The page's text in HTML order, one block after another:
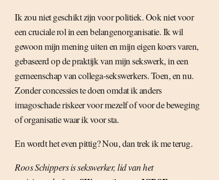
Ik zou niet geschikt zijn voor politiek. Ook niet voor
een cruciale rol in een belangenorganisatie. Ik wil
gewoon mijn mening uiten en mijn eigen koers varen,
gebaseerd op de praktijk van mijn sekswerk, in een
gemeenschap van collega-sekswerkers. Toen, en nu.
Zonder concessies te doen omdat ik anders
imagoschade riskeer voor mezelf of voor de beweging
of organisatie waar ik voor sta.
En wordt het even pittig? Nou, dan trek ik me terug.
Roos Schippers is sekswerker, lid van het